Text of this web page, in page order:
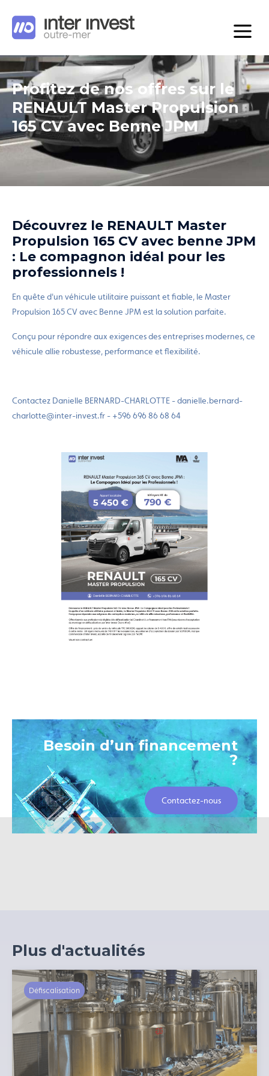
Profitez de nos offres sur le
RENAULT Master Propulsion
165 CV avec Benne JPM
Découvrez le RENAULT Master
Propulsion 165 CV avec benne JPM
: Le compagnon idéal pour les
professionnels !
En quête d'un véhicule utilitaire puissant et fiable, le Master
Propulsion 165 CV avec Benne JPM est la solution parfaite.
Conçu pour répondre aux exigences des entreprises modernes, ce
véhicule allie robustesse, performance et flexibilité.
Contactez Danielle BERNARD-CHARLOTTE - danielle.bernard-
charlotte@inter-invest.fr - +596 696 86 68 64
Besoin d’un financement
?
Contactez-nous
Plus d'actualités
Défiscalisation